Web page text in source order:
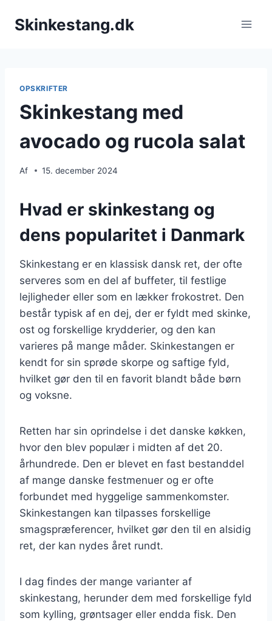
Skinkestang.dk
OPSKRIFTER
Skinkestang med
avocado og rucola salat
Af 15. december 2024
Hvad er skinkestang og
dens popularitet i Danmark
Skinkestang er en klassisk dansk ret, der ofte
serveres som en del af buffeter, til festlige
lejligheder eller som en lækker frokostret. Den
består typisk af en dej, der er fyldt med skinke,
ost og forskellige krydderier, og den kan
varieres på mange måder. Skinkestangen er
kendt for sin sprøde skorpe og saftige fyld,
hvilket gør den til en favorit blandt både børn
og voksne.
Retten har sin oprindelse i det danske køkken,
hvor den blev populær i midten af det 20.
århundrede. Den er blevet en fast bestanddel
af mange danske festmenuer og er ofte
forbundet med hyggelige sammenkomster.
Skinkestangen kan tilpasses forskellige
smagspræferencer, hvilket gør den til en alsidig
ret, der kan nydes året rundt.
I dag findes der mange varianter af
skinkestang, herunder dem med forskellige fyld
som kylling, grøntsager eller endda fisk. Den